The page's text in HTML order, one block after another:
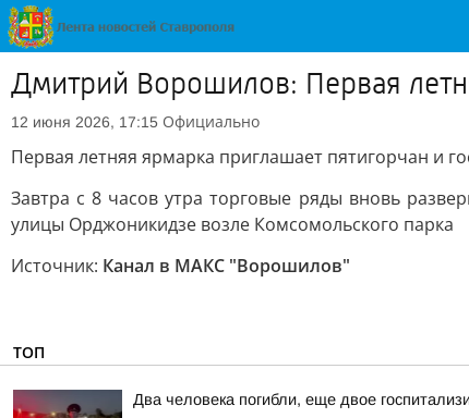
Дмитрий Ворошилов: Первая
12 июня 2026, 17:15 Официально
Первая летняя ярмарка приглашает пятигорчан и
Завтра с 8 часов утра торговые ряды вновь
улицы Орджоникидзе возле Комсомольского парка
Источник: Канал в МАКС "Ворошилов"
ТОП
Два человека погибли, еще двое